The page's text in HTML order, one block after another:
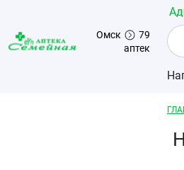
Перейти к основному содержанию
Омск
79
аптек